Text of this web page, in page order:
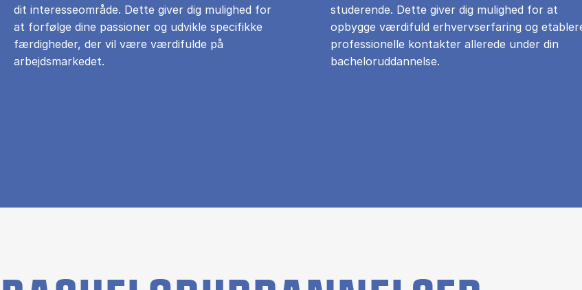
dit interesseområde. Dette giver dig mulighed for
at forfølge dine passioner og udvikle specifikke
færdigheder, der vil være værdifulde på
arbejdsmarkedet.
studerende. Dette giver dig mulighed for at
opbygge værdifuld erhvervserfaring og
professionelle kontakter allerede under din
bacheloruddannelse.